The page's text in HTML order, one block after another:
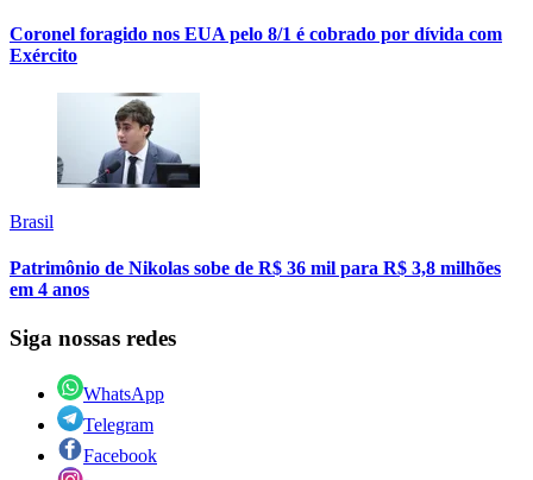
Coronel foragido nos EUA pelo 8/1 é cobrado por dívida com
Exército
Brasil
Patrimônio de Nikolas sobe de R$ 36 mil para R$ 3,8 milhões
em 4 anos
Siga nossas redes
WhatsApp
Telegram
Facebook